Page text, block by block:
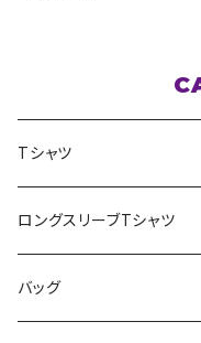
Tシャツ
スポポポポニー
花いろは
ロングスリーブTシャツ
HIGH HIGH BEAM
バッグ